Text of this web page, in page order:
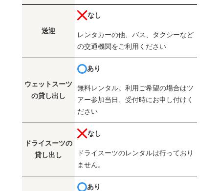
送迎
なし
レンタカーの他、バス、タクシーなど
の交通機関をご利用ください
ウェットスーツ
の貸し出し
あり
無料レンタル。利用ご希望の場合はツ
アー参加当日、受付時にお申し付けく
ださい
ドライスーツの
貸し出し
なし
ドライスーツのレンタルは行っており
ません。
あり